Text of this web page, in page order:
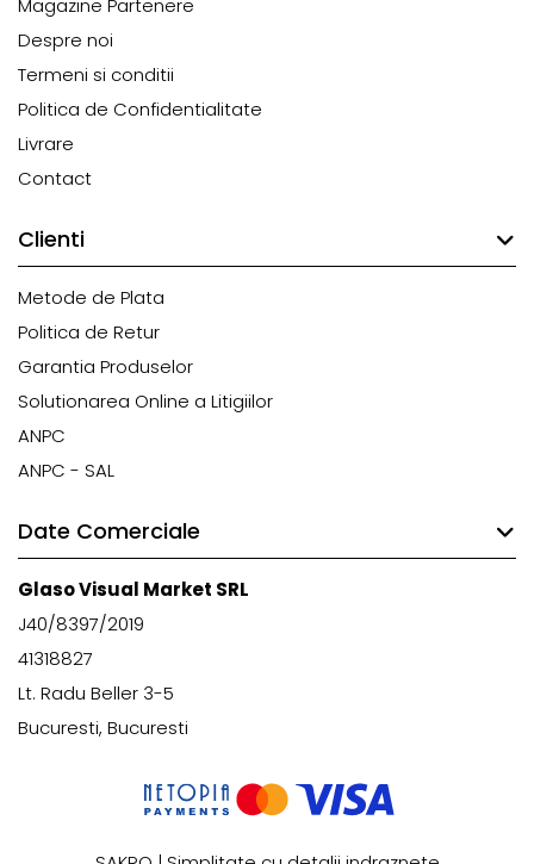
Magazine Partenere
Despre noi
Termeni si conditii
Politica de Confidentialitate
Livrare
Contact
Clienti
Metode de Plata
Politica de Retur
Garantia Produselor
Solutionarea Online a Litigiilor
ANPC
ANPC - SAL
Date Comerciale
Glaso Visual Market SRL
J40/8397/2019
41318827
Lt. Radu Beller 3-5
Bucuresti, Bucuresti